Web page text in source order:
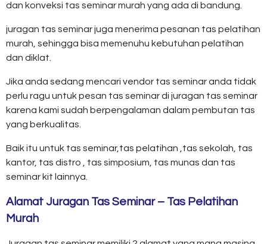
dan konveksi tas seminar murah yang ada di bandung.
juragan tas seminar juga menerima pesanan tas pelatihan
murah, sehingga bisa memenuhu kebutuhan pelatihan
dan diklat.
Jika anda sedang mencari vendor tas seminar anda tidak
perlu ragu untuk pesan tas seminar di juragan tas seminar
karena kami sudah berpengalaman dalam pembutan tas
yang berkualitas.
Baik itu untuk tas seminar,tas pelatihan ,tas sekolah, tas
kantor, tas distro , tas simposium, tas munas dan tas
seminar kit lainnya.
Alamat Juragan Tas Seminar – Tas Pelatihan
Murah